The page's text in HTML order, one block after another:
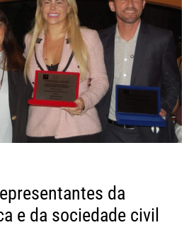
da
e da sociedade civil